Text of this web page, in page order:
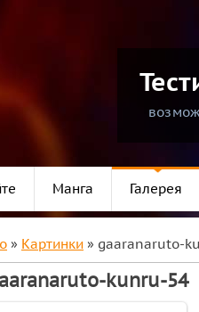
Манга Галерея
» Картинки » gaaranaruto-
kunru-54